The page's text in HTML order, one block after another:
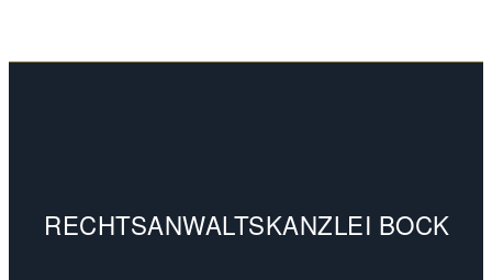
RECHTSANWALTSKANZLEI BOCK